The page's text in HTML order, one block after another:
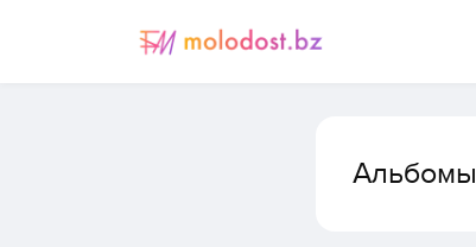
Альбомы